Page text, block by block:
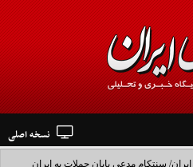
نسخه اصلی
سنتکام مدعی پایان حملات به ایران